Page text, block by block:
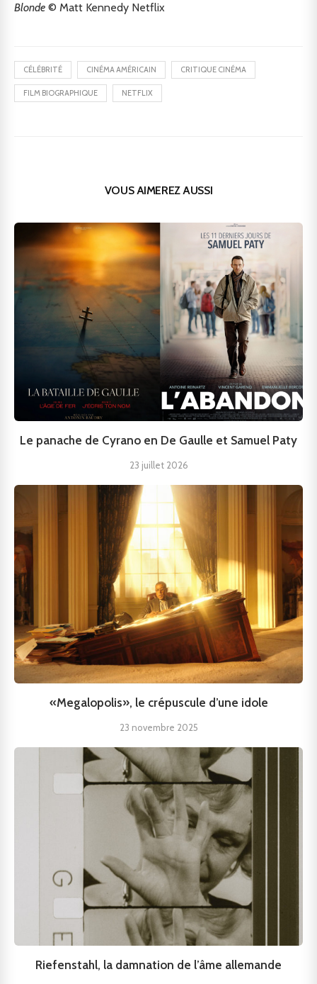
Blonde © Matt Kennedy Netflix
CÉLÉBRITÉ CINÉMA AMÉRICAIN CRITIQUE CINÉMA
FILM BIOGRAPHIQUE NETFLIX
VOUS AIMEREZ AUSSI
Le panache de Cyrano en De Gaulle et Samuel Paty
23 juillet 2026
«Megalopolis», le crépuscule d’une idole
23 novembre 2025
Riefenstahl, la damnation de l’âme allemande